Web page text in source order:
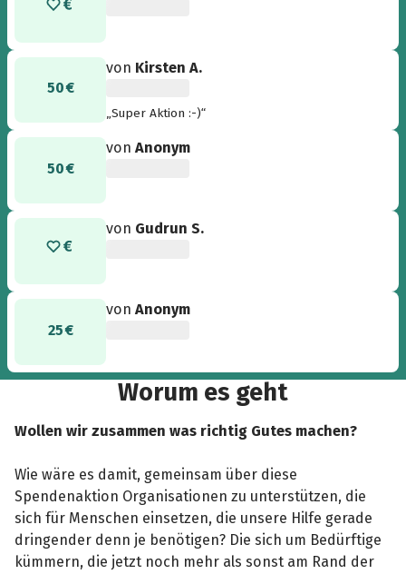
50 €
von Kirsten A.
„Super Aktion :-)“
50 €
vonAnonym
von Gudrun S.
25 €
vonAnonym
Worum es geht
Wollen wir zusammen was richtig Gutes machen?
Wie wäre es damit, gemeinsam über diese
Spendenaktion Organisationen zu unterstützen, die
sich für Menschen einsetzen, die unsere Hilfe gerade
dringender denn je benötigen? Die sich um Bedürftige
kümmern, die jetzt noch mehr als sonst am Rand der